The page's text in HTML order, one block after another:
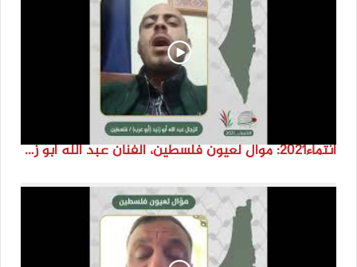
انتماء2021: موال لعيون فلسطين، الفنان عبد الله ابو زنيد، فلسطين